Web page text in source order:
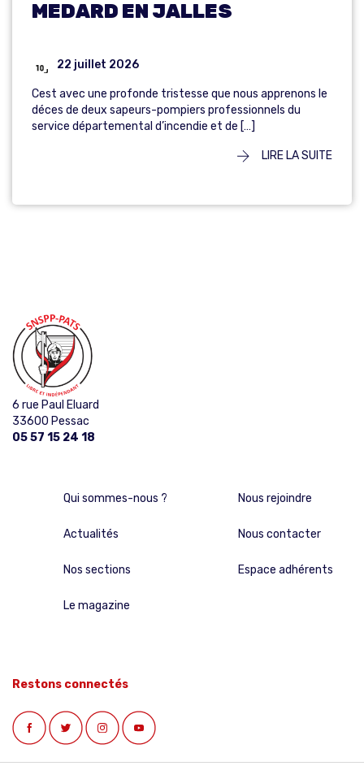
MEDARD EN JALLES
22 juillet 2026
Cest avec une profonde tristesse que nous apprenons le
déces de deux sapeurs-pompiers professionnels du
service départemental d’incendie et de […]
LIRE LA SUITE
6 rue Paul Eluard
33600 Pessac
05 57 15 24 18
Qui sommes-nous ?
Actualités
Nos sections
Le magazine
Nous rejoindre
Nous contacter
Espace adhérents
Restons connectés